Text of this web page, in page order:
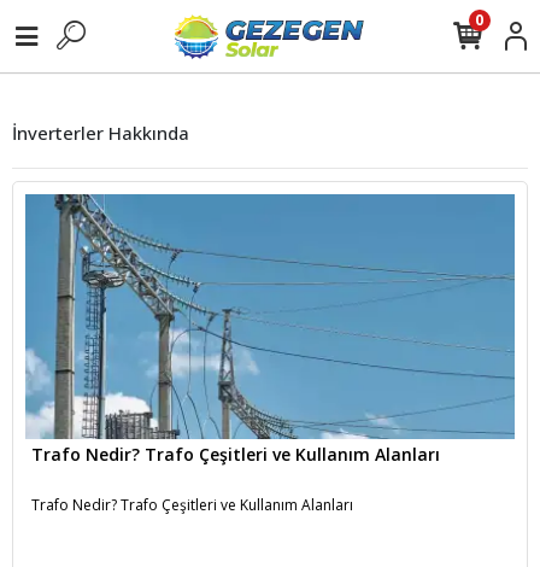
0
İnverterler Hakkında
Trafo Nedir? Trafo Çeşitleri ve Kullanım Alanları
Trafo Nedir? Trafo Çeşitleri ve Kullanım Alanları